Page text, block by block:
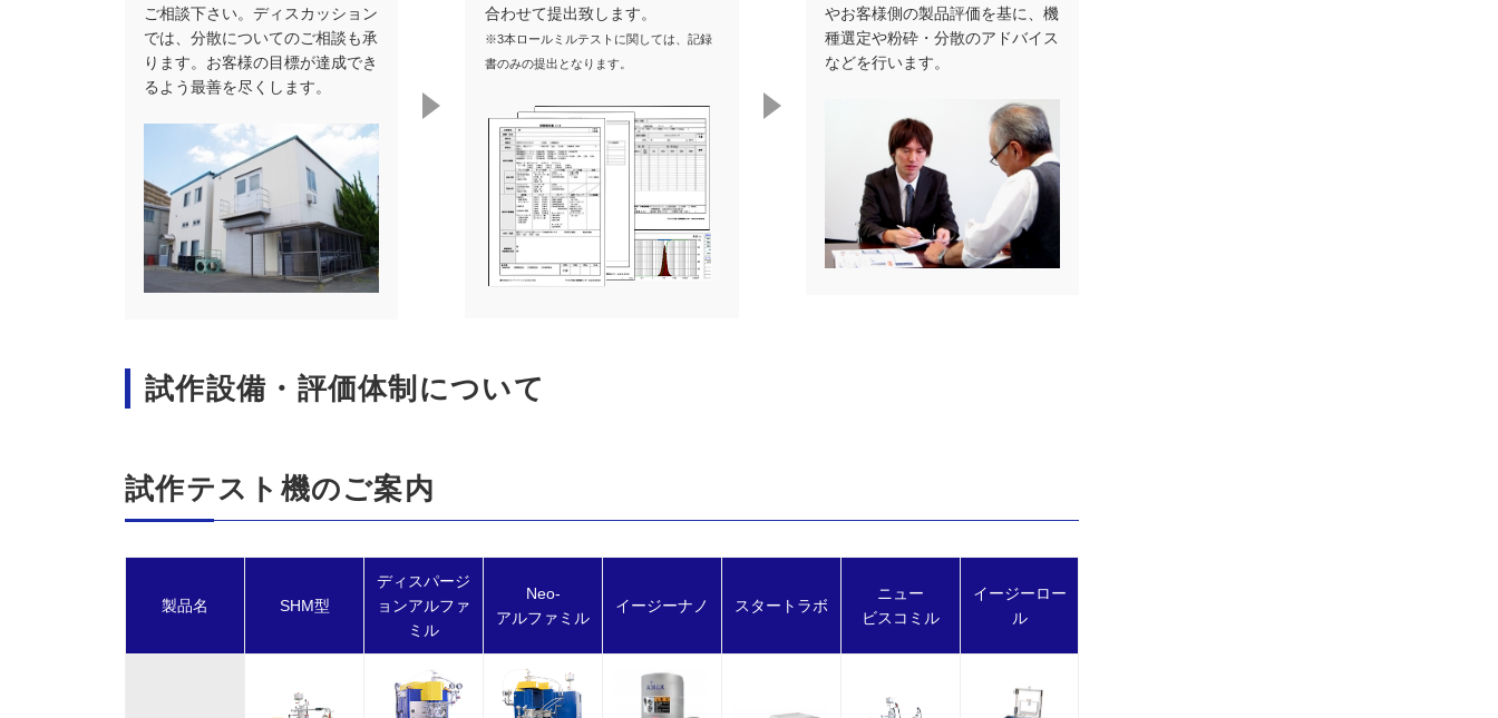
ご相談下さい。ディスカッション
では、分散についてのご相談も承
ります。お客様の目標が達成でき
るよう最善を尽くします。
合わせて提出致します。
※3本ロールミルテストに関しては、記録
書のみの提出となります。
やお客様側の製品評価を基に、機
種選定や粉砕・分散のアドバイス
などを行います。
試作設備・評価体制について
試作テスト機のご案内
製品名 SHM型
ディスパージ
ョンアルファ
ミル
Neo-
アルファミル
イージーナノ スタートラボ
ニュー
ビスコミル
イージーロー
ル